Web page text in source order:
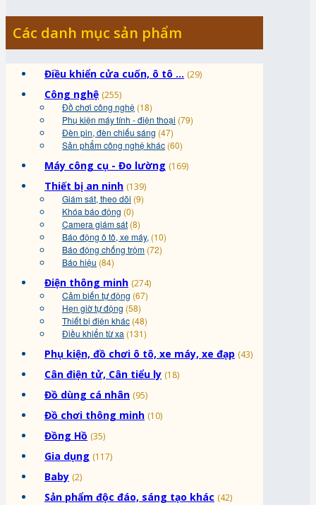
Các danh mục sản phẩm
Điều khiển cửa cuốn, ô tô ... (29)
Công nghệ (255)
Đồ chơi công nghệ (18)
Phụ kiện máy tính - điện thoại (79)
Đèn pin, đèn chiếu sáng (47)
Sản phẩm công nghệ khác (60)
Máy công cụ - Đo lường (169)
Thiết bị an ninh (139)
Giám sát, theo dõi (9)
Khóa báo động (0)
Camera giám sát (8)
Báo động ô tô, xe máy, (10)
Báo động chống trộm (72)
Báo hiệu (84)
Điện thông minh (274)
Cảm biến tự động (67)
Hẹn giờ tự động (58)
Thiết bị điện khác (48)
Điều khiển từ xa (131)
Phụ kiện, đồ chơi ô tô, xe máy, xe đạp (43)
Cân điện tử, Cân tiểu ly (18)
Đồ dùng cá nhân (95)
Đồ chơi thông minh (10)
Đồng Hồ (35)
Gia dụng (117)
Baby (2)
Sản phẩm độc đáo, sáng tạo khác (42)